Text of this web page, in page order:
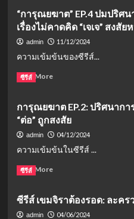
การ
ชิง
อำนาจ
ไทย
ระทึก
ปม
ปริศนา
เกิด
สะ
พรึง
Ossan’s
Love
Thailand
นี้
ชิง
รัก
เส้า
สุด
ของ
ออฟฟิศ
“การุณยฆาต” EP.4 ปมปริศ
เรื่องไม่คาดคิด “เจเจ” สงสัย
admin 11/12/2024
ความเข้มข้นของซีรีส์...
Read MoreRead
“กา
รุณย
ฆาต”
ปม
ขึ้น!
“ต่อ”
ซีรีส์
การุณยฆาต EP.2: ปริศนากา
“ต่อ” ถูกสงสัย
admin 04/12/2024
ความเข้มข้นในซีรีส์ ...
Read MoreRead
กา
รุณย
ซีรีส์
ซีรีส์ เขมจิราต้องรอด: ละค
admin 04/06/2024